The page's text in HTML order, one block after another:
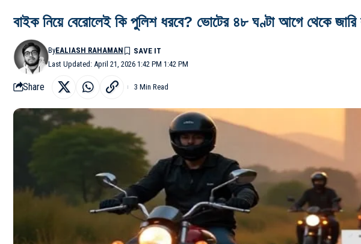
বাইক নিয়ে বেরোলেই কি পুলিশ ধরবে? ভোটের ৪৮ ঘণ্টা আগে থেকে
Last Updated: April 21, 2026 1:42 PM 1:42 PM
ByEALIASH RAHAMAN
Share 3 Min Read